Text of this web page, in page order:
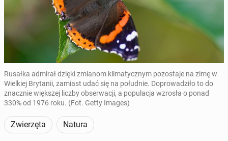
Rusałka admirał dzięki zmianom klimatycznym pozostaje na zimę w
Wielkiej Brytanii, zamiast udać się na południe. Doprowadziło to do
znacznie większej liczby obserwacji, a populacja wzrosła o ponad
330% od 1976 roku. (Fot. Getty Images)
Zwierzęta Natura